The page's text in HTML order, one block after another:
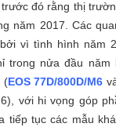
đó rằng thị
năm 2017. Các
vì tình hình năm
trong nửa đầu
(EOS 77D/800D/M6
với hi vọng góp
tiếp tục các mẫu